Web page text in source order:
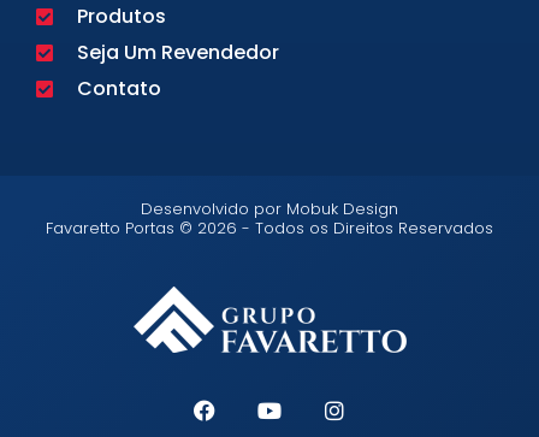
Produtos
Seja Um Revendedor
Contato
Desenvolvido por Mobuk Design
Favaretto Portas © 2026 - Todos os Direitos Reservados